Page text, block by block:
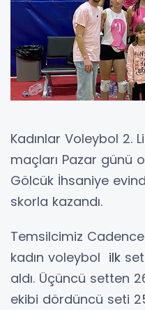
Kadınlar Voleybol 2.
maçları Pazar günü
Gölcük İhsaniye
skorla kazandı.
Temsilcimiz
kadın voleybol ilk
aldı. Üçüncü setten
ekibi dördüncü seti